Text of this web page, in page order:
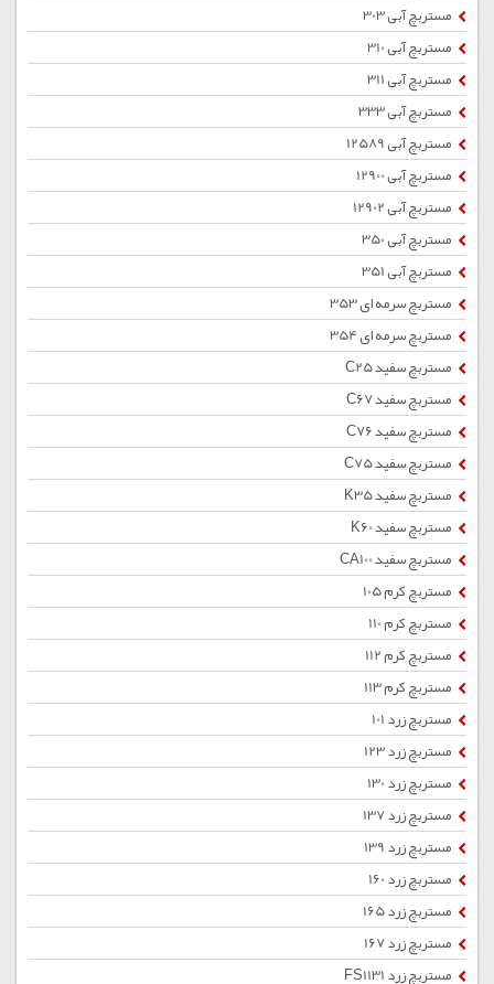
مستربچ آبی 303
مستربچ آبی 310
مستربچ آبی 311
مستربچ آبی 333
مستربچ آبی 12589
مستربچ آبی 12900
مستربچ آبی 12902
مستربچ آبی 350
مستربچ آبی 351
مستربچ سرمه ای 353
مستربچ سرمه ای 354
مستربچ سفید C25
مستربچ سفید C67
مستربچ سفید C76
مستربچ سفید C75
مستربچ سفید K35
مستربچ سفید K60
مستربچ سفید CA100
مستربچ کرم 105
مستربچ کرم 110
مستربچ کرم 112
مستربچ کرم 113
مستربچ زرد 101
مستربچ زرد 123
مستربچ زرد 130
مستربچ زرد 137
مستربچ زرد 139
مستربچ زرد 160
مستربچ زرد 165
مستربچ زرد 167
مستربچ زرد FS1131